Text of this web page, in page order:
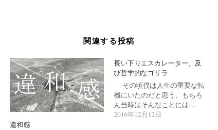
ン
関連する投稿
違和感
長い下りエスカレーター、及
び哲学的なゴリラ
その頃僕は人生の重要な転
機にいたのだと思う。もちろ
ん当時はそんなことには…
2016年12月12日